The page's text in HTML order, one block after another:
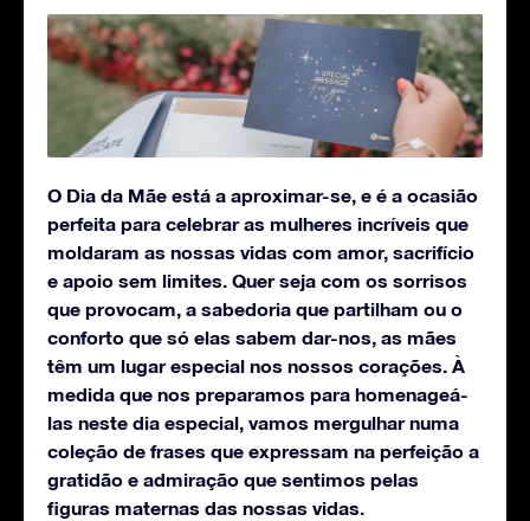
O Dia da Mãe está a aproximar-se, e é a ocasião
perfeita para celebrar as mulheres incríveis que
moldaram as nossas vidas com amor, sacrifício
e apoio sem limites. Quer seja com os sorrisos
que provocam, a sabedoria que partilham ou o
conforto que só elas sabem dar-nos, as mães
têm um lugar especial nos nossos corações. À
medida que nos preparamos para homenageá-
las neste dia especial, vamos mergulhar numa
coleção de frases que expressam na perfeição a
gratidão e admiração que sentimos pelas
figuras maternas das nossas vidas.